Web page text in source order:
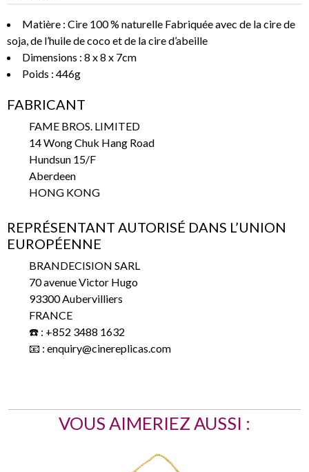
Matière : Cire 100 % naturelle Fabriquée avec de la cire de
soja, de l’huile de coco et de la cire d’abeille
Dimensions : 8 x 8 x 7cm
Poids : 446g
FABRICANT
FAME BROS. LIMITED
14 Wong Chuk Hang Road
Hundsun 15/F
Aberdeen
HONG KONG
REPRÉSENTANT AUTORISÉ DANS L’UNION
EUROPÉENNE
BRANDECISION SARL
70 avenue Victor Hugo
93300 Aubervilliers
FRANCE
☎️ : +852 3488 1632
📧 : enquiry@cinereplicas.com
VOUS AIMERIEZ AUSSI :